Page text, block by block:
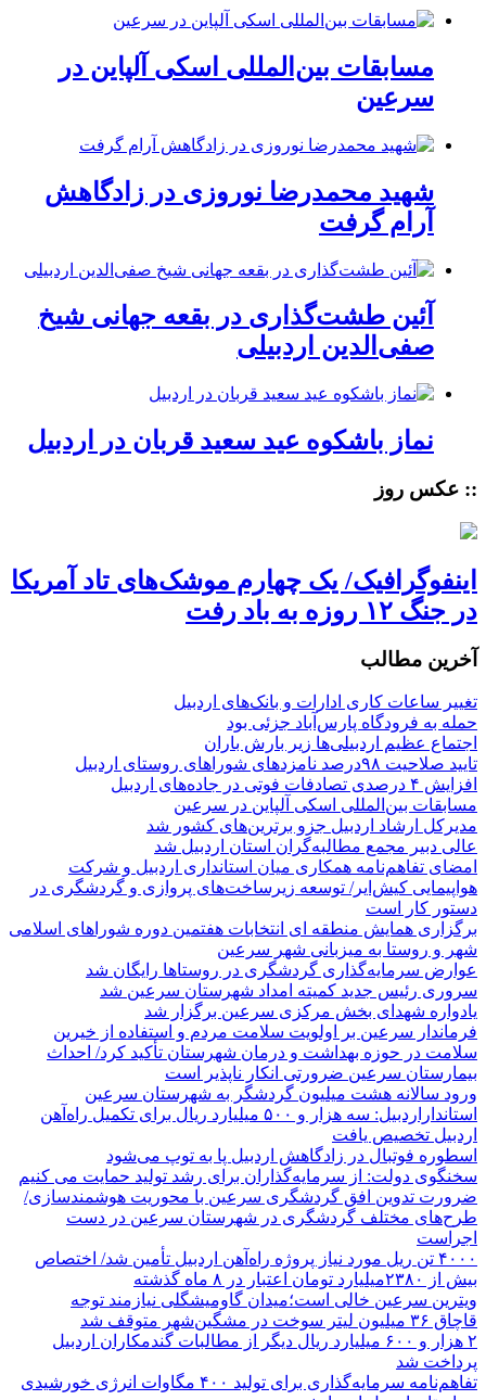
مسابقات بین‌المللی اسکی آلپاین در
سرعین
شهید محمدرضا نوروزی در زادگاهش
آرام گرفت
آئین طشت‌گذاری در بقعه جهانی شیخ
صفی‌الدین اردبیلی
نماز باشکوه عید سعید قربان در اردبیل
:: عکس روز
اینفوگرافیک/ یک چهارم موشک‌های تاد آمریکا
در جنگ ۱۲ روزه به باد رفت
آخرین مطالب
تغییر ساعات کاری ادارات و بانک‌های اردبیل
حمله به فرودگاه پارس‌‌آباد جزئی بود
اجتماع عظیم اردبیلی‌ها زیر بارش باران
تایید صلاحیت ۹۸درصد نامزدهای شوراهای روستای اردبیل
افزایش ۴ درصدی تصادفات فوتی در جاده‌های اردبیل
مسابقات بین‌المللی اسکی آلپاین در سرعین
مدیرکل ارشاد اردبیل جزو برترین‌های کشور شد
عالی دبیر مجمع مطالبه‌گران استان اردبیل شد
امضای تفاهم‌نامه همکاری میان استانداری اردبیل و شرکت
هواپیمایی کیش‌ایر/ توسعه زیرساخت‌های پروازی و گردشگری در
دستور کار است
برگزاری همایش منطقه ای انتخابات هفتمین دوره شوراهای اسلامی
شهر و روستا به میزبانی شهر سرعین
عوارض سرمایه‌گذاری گردشگری در روستاها رایگان شد
سروری رئیس جدید کمیته امداد شهرستان سرعین شد
یادواره شهدای بخش مرکزی سرعین برگزار شد
فرماندار سرعین بر اولویت سلامت مردم و استفاده از خیرین
سلامت در حوزه بهداشت و درمان شهرستان تأکید کرد/ احداث
بیمارستان سرعین ضرورتی انکار ناپذیر است
ورود سالانه هشت میلیون گردشگر به شهرستان سرعین
استانداراردبیل: سه هزار و ۵۰۰ میلیارد ریال برای تکمیل راه‌آهن
اردبیل تخصیص یافت
اسطوره فوتبال در زادگاهش اردبیل پا به توپ می‌شود
سخنگوی دولت: از سرمایه‌گذاران برای رشد تولید حمایت می کنیم
ضرورت تدوین افق گردشگری سرعین با محوریت هوشمندسازی/
طرح‌های مختلف گردشگری در شهرستان سرعین در دست
اجراست
۴۰۰۰ تن ریل مورد نیاز پروژه راه‌آهن اردبیل تأمین شد/ اختصاص
بیش از ۲۳۸۰میلیارد تومان اعتبار در ۸ ماه گذشته
ویترین سرعین خالی است؛میدان گاومیشگلی نیازمند توجه
قاچاق ۳۶ میلیون لیتر سوخت در مشگین‌شهر متوقف شد
۲ هزار و ۶۰۰‌ میلیارد ریال دیگر از مطالبات گندمکاران اردبیل
پرداخت شد
تفاهم‌نامه سرمایه‌گذاری برای تولید ۴۰۰ مگاوات انرژی خورشیدی